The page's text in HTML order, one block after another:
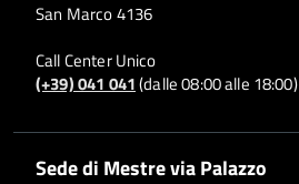
San Marco 4136
Call Center Unico
(+39) 041 041(dalle 08:00 alle 18:00)
Sede di Mestre via Palazzo